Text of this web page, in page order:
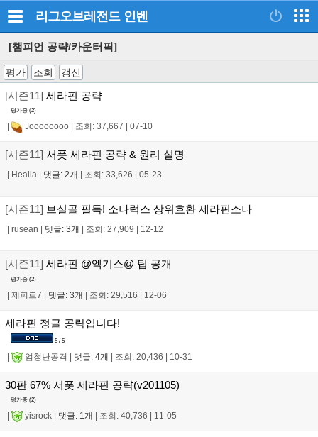
리그오브레전드 인벤
[챔피언 공략/카운터픽]
평가 조회 갱신
[시즌11] 세라핀 공략
평가중 (2)
Joooooooo 조회: 37,667 07-10
[시즌11] 서폿 세라핀 공략 & 원리 설명
Healla 댓글: 2개 조회: 33,626 05-23
[시즌11] 브실골 필독! 소나럭스 상위호환 세라핀소나
rusean 댓글: 3개 조회: 27,909 12-12
[시즌11] 세라핀 @엑기스@ 팁 공개
평가중 (2)
| 제피르7 | 댓글: 3개 | 조회: 29,516 | 12-06
세라핀 정글 공략입니다!
5 / 5
엄청난공격 댓글: 4개 조회: 20,436 10-31
30판 67% 서폿 세라핀 공략(v201105)
평가중 (2)
yisrock 댓글: 1개 조회: 40,736 11-05